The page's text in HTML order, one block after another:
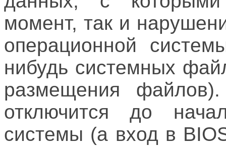
момент, так и
операционной
нибудь системных
размещения
отключится до
системы (а вход в